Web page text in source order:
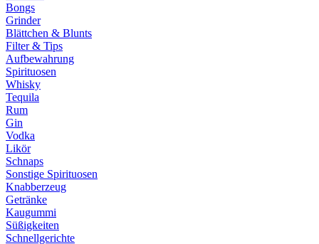
Bongs
Grinder
Blättchen & Blunts
Filter & Tips
Aufbewahrung
Spirituosen
Whisky
Tequila
Rum
Gin
Vodka
Likör
Schnaps
Sonstige Spirituosen
Knabberzeug
Getränke
Kaugummi
Süßigkeiten
Schnellgerichte